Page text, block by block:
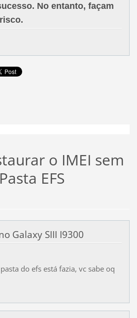
No entanto, façam
o IMEI sem
EFS
Galaxy SIII I9300
do efs está fazia, vc sabe oq